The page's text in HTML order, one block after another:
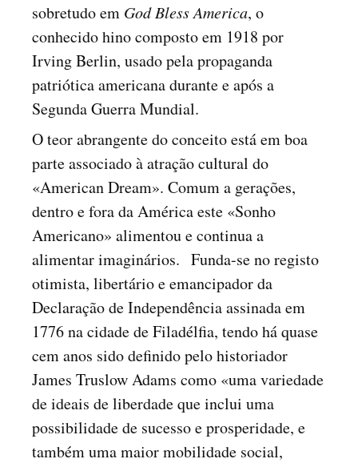
sobretudo em God Bless America, o
conhecido hino composto em 1918 por
Irving Berlin, usado pela propaganda
patriótica americana durante e após a
Segunda Guerra Mundial.
O teor abrangente do conceito está em boa
parte associado à atração cultural do
«American Dream». Comum a gerações,
dentro e fora da América este «Sonho
Americano» alimentou e continua a
alimentar imaginários. Funda-se no registo
otimista, libertário e emancipador da
Declaração de Independência assinada em
1776 na cidade de Filadélfia, tendo há quase
cem anos sido definido pelo historiador
James Truslow Adams como «uma variedade
de ideais de liberdade que inclui uma
possibilidade de sucesso e prosperidade, e
também uma maior mobilidade social,